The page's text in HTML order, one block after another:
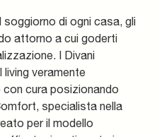
di ogni casa, gli
attorno a cui goderti
I Divani
living veramente
con cura posizionando
specialista nella
per il modello